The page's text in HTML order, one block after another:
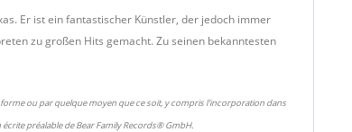
Er ist ein fantastischer Künstler, der jedoch immer
zu großen Hits gemacht. Zu seinen bekanntesten
ou par quelque moyen que ce soit, y compris l'incorporation dans
préalable de Bear Family Records® GmbH.